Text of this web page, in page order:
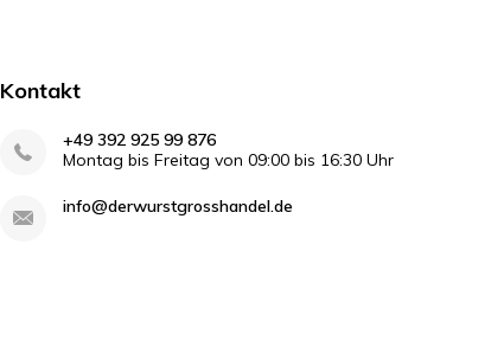
Kontakt
+49 392 925 99 876
Montag bis Freitag von 09:00 bis 16:30 Uhr
info@derwurstgrosshandel.de